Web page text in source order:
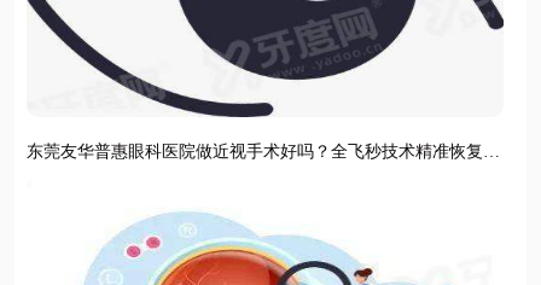
东莞友华普惠眼科医院做近视手术好吗？全飞秒技术精准恢复